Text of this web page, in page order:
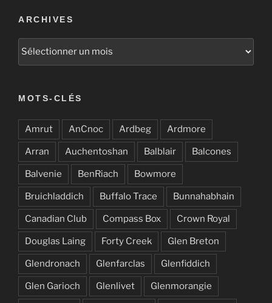
ARCHIVES
Archives
MOTS-CLÉS
Amrut AnCnoc Ardbeg Ardmore
Arran Auchentoshan Balblair Balcones
Balvenie BenRiach Bowmore
Bruichladdich Buffalo Trace Bunnahabhain
Canadian Club Compass Box Crown Royal
Douglas Laing Forty Creek Glen Breton
Glendronach Glenfarclas Glenfiddich
Glen Garioch Glenlivet Glenmorangie